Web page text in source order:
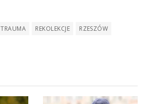
TRAUMA REKOLEKCJE RZESZÓW